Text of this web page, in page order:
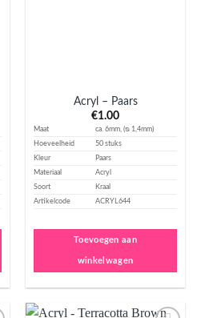
Acryl – Paars
€1.00
Maat
ca. 6mm, (ᴓ 1,4mm)
Hoeveelheid
50 stuks
Kleur
Paars
Materiaal
Acryl
Soort
Kraal
Artikelcode
ACRYL644
Toevoegen aan
winkelwagen